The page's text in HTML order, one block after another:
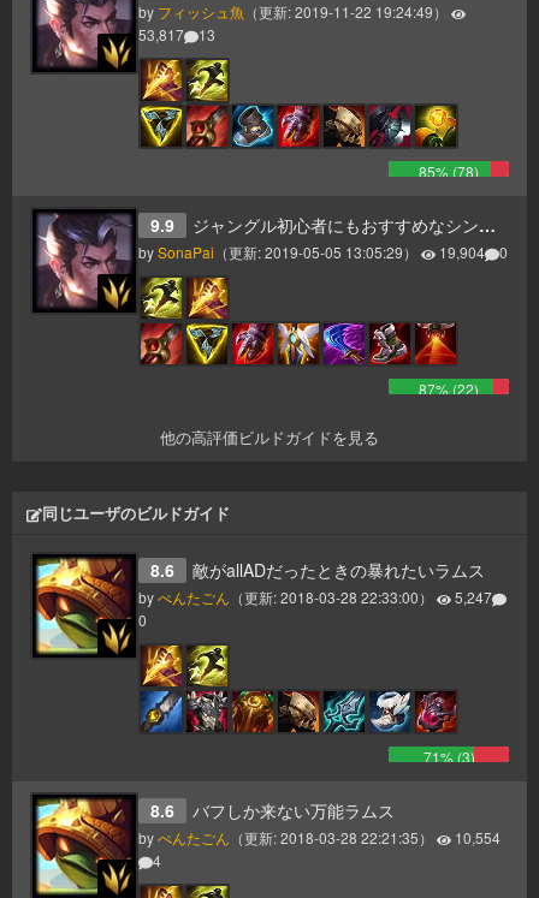
by フィッシュ魚 （更新:2019-11-22 19:24:49）
53,817
13
85% (78)
9.9 ジャングル初心者にもおすすめなシン・ジャオ
bySonaPai （更新:2019-05-05 13:05:29） 19,904 0
87% (22)
他の高評価ビルドガイドを見る
同じユーザのビルドガイド
8.6 敵がallADだったときの暴れたいラムス
byぺんたごん （更新:2018-03-28 22:33:00）
5,247
0
71% (3)
8.6 バフしか来ない万能ラムス
byぺんたごん （更新:2018-03-28 22:21:35）
10,554
4